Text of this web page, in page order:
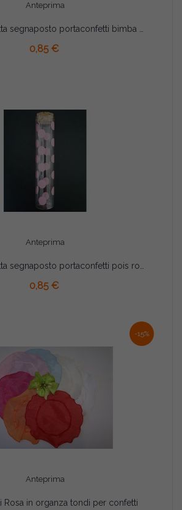
Anteprima
0,85 €
Anteprima
0,85 €
-15%
Anteprima
Rosa in organza tondi per confetti